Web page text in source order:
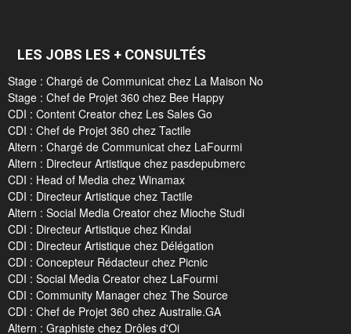
LES JOBS LES + CONSULTÉS
Stage : Chargé de Communicat chez La Maison No
Stage : Chef de Projet 360 chez Bee Happy
CDI : Content Creator chez Les Sales Go
CDI : Chef de Projet 360 chez Tactile
Altern : Chargé de Communicat chez LaFourmi
Altern : Directeur Artistique chez pasdepubmerc
CDI : Head of Media chez Winamax
CDI : Directeur Artistique chez Tactile
Altern : Social Media Creator chez Mioche Studi
CDI : Directeur Artistique chez Kindai
CDI : Directeur Artistique chez Délégation
CDI : Concepteur Rédacteur chez Picnic
CDI : Social Media Creator chez LaFourmi
CDI : Community Manager chez The Source
CDI : Chef de Projet 360 chez Australie.GA
Altern : Graphiste chez Drôles d'Oi